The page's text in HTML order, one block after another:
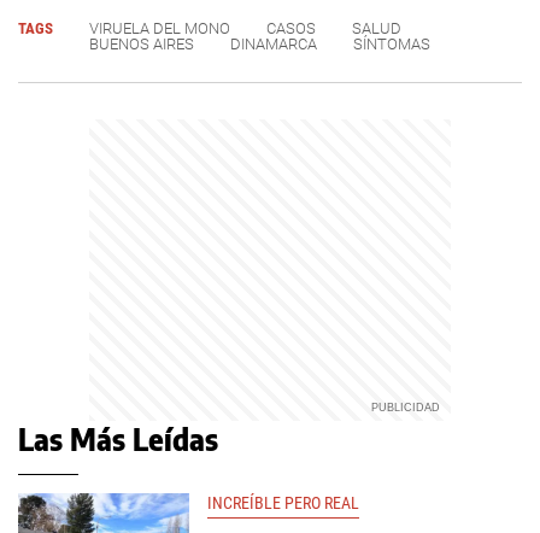
TAGS VIRUELA DEL MONO CASOS
SALUD
BUENOS AIRES
DINAMARCA SÍNTOMAS
Las Más Leídas
INCREÍBLE PERO REAL